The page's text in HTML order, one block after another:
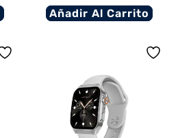
Añadir Al Carrito